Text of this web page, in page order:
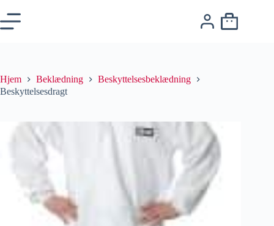
Hjem Beklædning
Beskyttelsesbeklædning
Beskyttelsesdragt